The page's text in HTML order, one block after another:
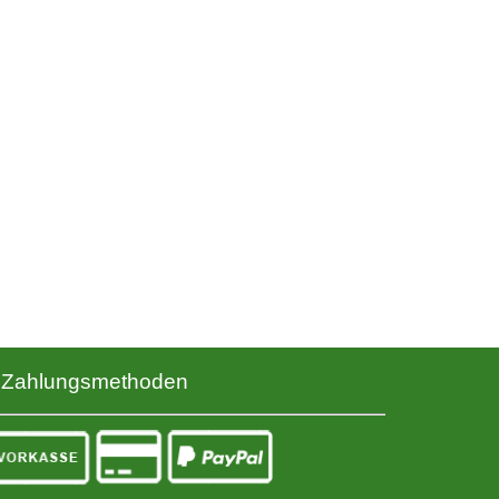
Zahlungsmethoden